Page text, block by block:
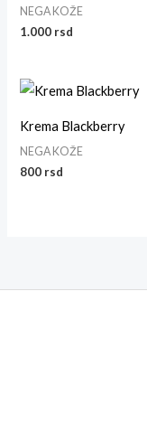
NEGA KOŽE
1.000 rsd
Krema Blackberry
NEGA KOŽE
800 rsd